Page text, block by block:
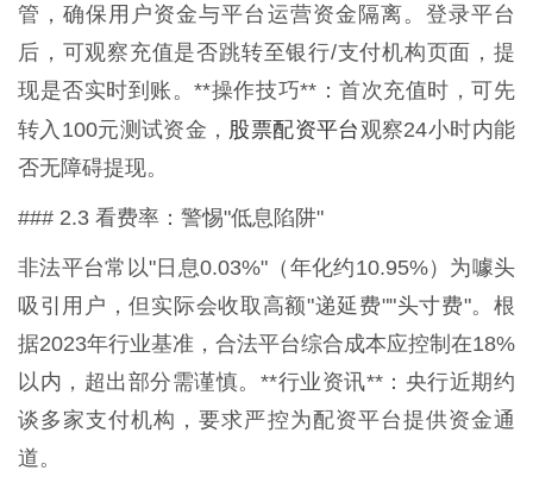
管，确保用户资金与平台运营资金隔离。登录平台
后，可观察充值是否跳转至银行/支付机构页面，提
现是否实时到账。**操作技巧**：首次充值时，可先
转入100元测试资金， 股票配资平台 观察24小时内能
否无障碍提现。
### 2.3 看费率：警惕"低息陷阱"
非法平台常以"日息0.03%"（年化约10.95%）为噱头
吸引用户，但实际会收取高额"递延费""头寸费"。根
据2023年行业基准，合法平台综合成本应控制在18%
以内，超出部分需谨慎。**行业资讯**：央行近期约
谈多家支付机构，要求严控为配资平台提供资金通
道。